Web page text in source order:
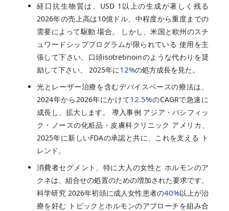
経口抗生物質は、USD 1以上の生成が著しく残る
2026年の売上高は10億ドル、中程度から重度までの
需要によって駆動 場合。 しかし、米国と欧州のスチ
ュワードシッププログラムが限られている 使用を主
張して下さい、口頭isotretinoinのような代わりを奨
励して下さい、 2025年に12%の処方成長を見た。
光とレーザー治療を含むデバイスベースの療法は、
2024年から2026年にかけて12.5%のCAGRで急速に
成長し、拡大します。 導入事例 アジア・パシフィッ
ク・ノースの化粧品・皮膚科クリニック アメリカ、
2025年に新しいFDAの承認と共に、これを支える ト
レンド。
消費者セグメント、特に大人の女性と ホルモンのア
クネは、組合せの処置のための増加された要求です。
科学研究 2026年初頭に成人女性患者の40%以上が治
療を好む トピックとホルモンのアプローチを組み合